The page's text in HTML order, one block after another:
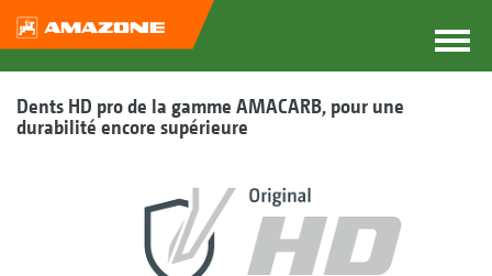
Dents HD pro de la gamme AMACARB, pour une
durabilité encore supérieure